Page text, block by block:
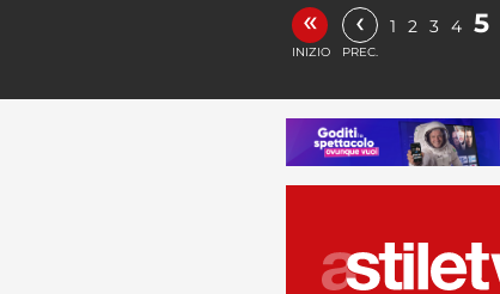
«
INIZIO
‹
PREC.
1 2 3 4 5